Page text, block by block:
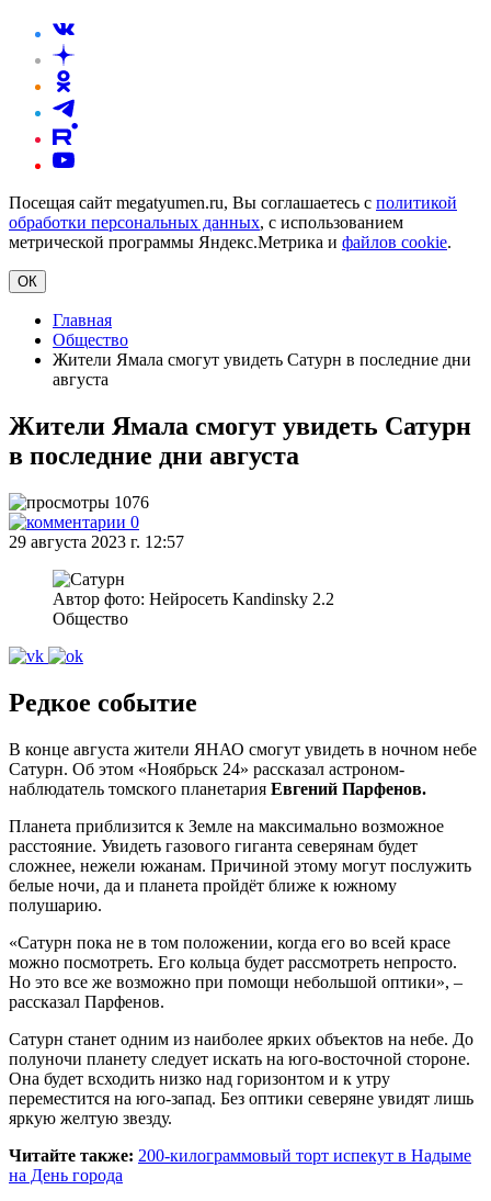
Посещая сайт megatyumen.ru, Вы соглашаетесь с политикой
обработки персональных данных, с использованием
метрической программы Яндекс.Метрика и файлов cookie.
ОК
Главная
Общество
Жители Ямала смогут увидеть Сатурн в последние дни
августа
Жители Ямала смогут увидеть Сатурн
в последние дни августа
1076
0
29 августа 2023 г. 12:57
Автор фото: Нейросеть Kandinsky 2.2
Общество
Редкое событие
В конце августа жители ЯНАО смогут увидеть в ночном небе
Сатурн. Об этом «Ноябрьск 24» рассказал астроном-
наблюдатель томского планетария Евгений Парфенов.
Планета приблизится к Земле на максимально возможное
расстояние. Увидеть газового гиганта северянам будет
сложнее, нежели южанам. Причиной этому могут послужить
белые ночи, да и планета пройдёт ближе к южному
полушарию.
«Сатурн пока не в том положении, когда его во всей красе
можно посмотреть. Его кольца будет рассмотреть непросто.
Но это все же возможно при помощи небольшой оптики», –
рассказал Парфенов.
Сатурн станет одним из наиболее ярких объектов на небе. До
полуночи планету следует искать на юго-восточной стороне.
Она будет всходить низко над горизонтом и к утру
переместится на юго-запад. Без оптики северяне увидят лишь
яркую желтую звезду.
Читайте также: 200-килограммовый торт испекут в Надыме
на День города